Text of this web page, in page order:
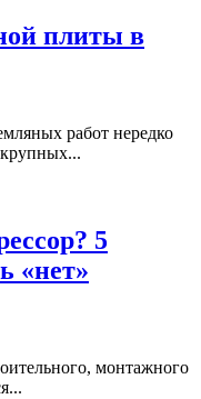
плиты в
работ нередко
крупных...
5
«нет»
монтажного